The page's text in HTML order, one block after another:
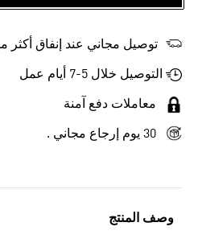
وصف المنتج
توصيل مجاني عند إنفاق أكثر من 400
التوصيل خلال 5-7 أيام عمل
معاملات دفع آمنة